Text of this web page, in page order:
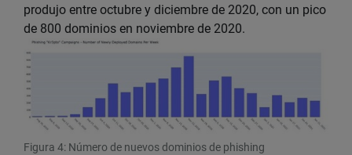
produjo entre octubre y diciembre de 2020, con un pico
de 800 dominios en noviembre de 2020.
Figura 4: Número de nuevos dominios de phishing